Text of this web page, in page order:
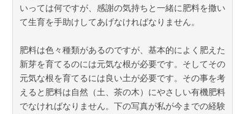
2023年06月14日
いっては何ですが、感謝の気持ちと一緒に肥料を撒い
て生育を手助けしてあげなければなりません。
肥料は色々種類があるのですが、基本的によく肥えた
新芽を育てるのには元気な根が必要です。そしてその
元気な根を育てるには良い土が必要です。その事を考
えると肥料は自然（土、茶の木）にやさしい有機肥料
でなければなりません。下の写真が私が今までの経験